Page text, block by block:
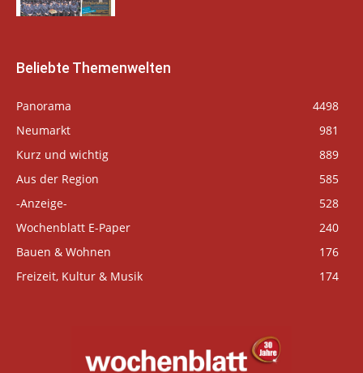
Beliebte Themenwelten
Panorama
4498
Neumarkt
981
Kurz und wichtig
889
Aus der Region
585
-Anzeige-
528
Wochenblatt E-Paper
240
Bauen & Wohnen
176
Freizeit, Kultur & Musik
174